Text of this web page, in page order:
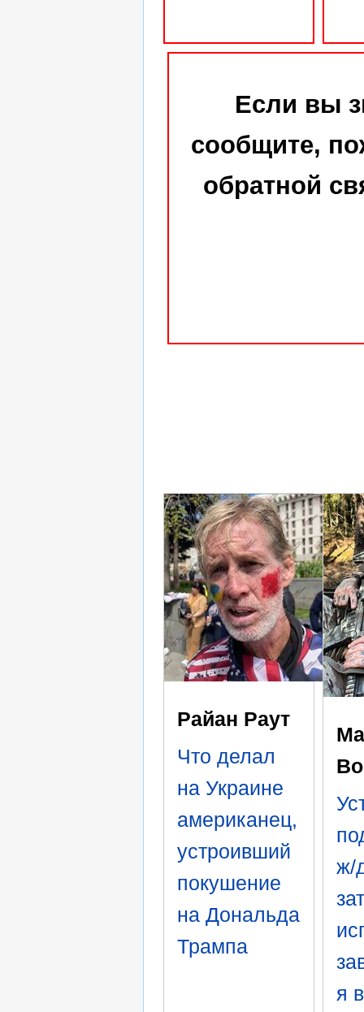
Если вы
сообщите,
обратной
Райан Раут
Что делал
на Украине
американец,
устроивший
покушение
на Дональда
Трампа
ж/
я